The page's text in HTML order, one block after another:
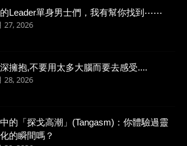
Leader單身男士們，我有幫你找到⋯⋯
27, 2026
擁抱,不要用太多大腦而要去感受....
28, 2026
的「探戈高潮」(Tangasm)：你體驗過靈
的瞬間嗎？